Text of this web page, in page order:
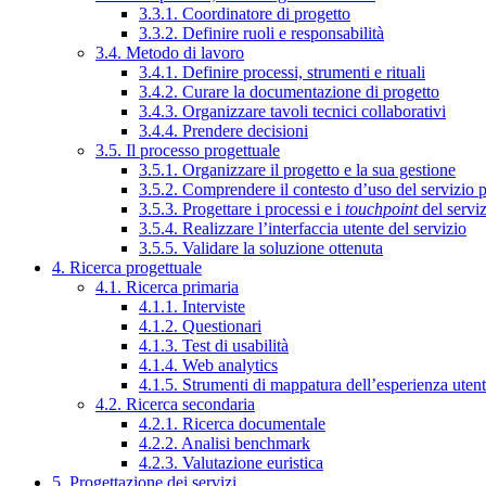
3.3.1. Coordinatore di progetto
3.3.2. Definire ruoli e responsabilità
3.4. Metodo di lavoro
3.4.1. Definire processi, strumenti e rituali
3.4.2. Curare la documentazione di progetto
3.4.3. Organizzare tavoli tecnici collaborativi
3.4.4. Prendere decisioni
3.5. Il processo progettuale
3.5.1. Organizzare il progetto e la sua gestione
3.5.2. Comprendere il contesto d’uso del servizio
3.5.3. Progettare i processi e i touchpointdel
3.5.4. Realizzare l’interfaccia utente del servizio
3.5.5. Validare la soluzione ottenuta
4. Ricerca progettuale
4.1. Ricerca primaria
4.1.1. Interviste
4.1.2. Questionari
4.1.3. Test di usabilità
4.1.4. Web analytics
4.1.5. Strumenti di mappatura dell’esperienza
4.2. Ricerca secondaria
4.2.1. Ricerca documentale
4.2.2. Analisi benchmark
4.2.3. Valutazione euristica
5. Progettazione dei servizi